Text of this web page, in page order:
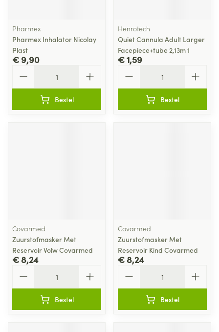
Pharmex
Pharmex Inhalator Nicolay
Plast
€ 9,90
Bestel
Henrotech
Quiet Cannula Adult Larger
Facepiece+tube 2,13m 1
€ 1,59
Bestel
Covarmed
Zuurstofmasker Met
Reservoir Volw Covarmed
€ 8,24
Bestel
Covarmed
Zuurstofmasker Met
Reservoir Kind Covarmed
€ 8,24
Bestel